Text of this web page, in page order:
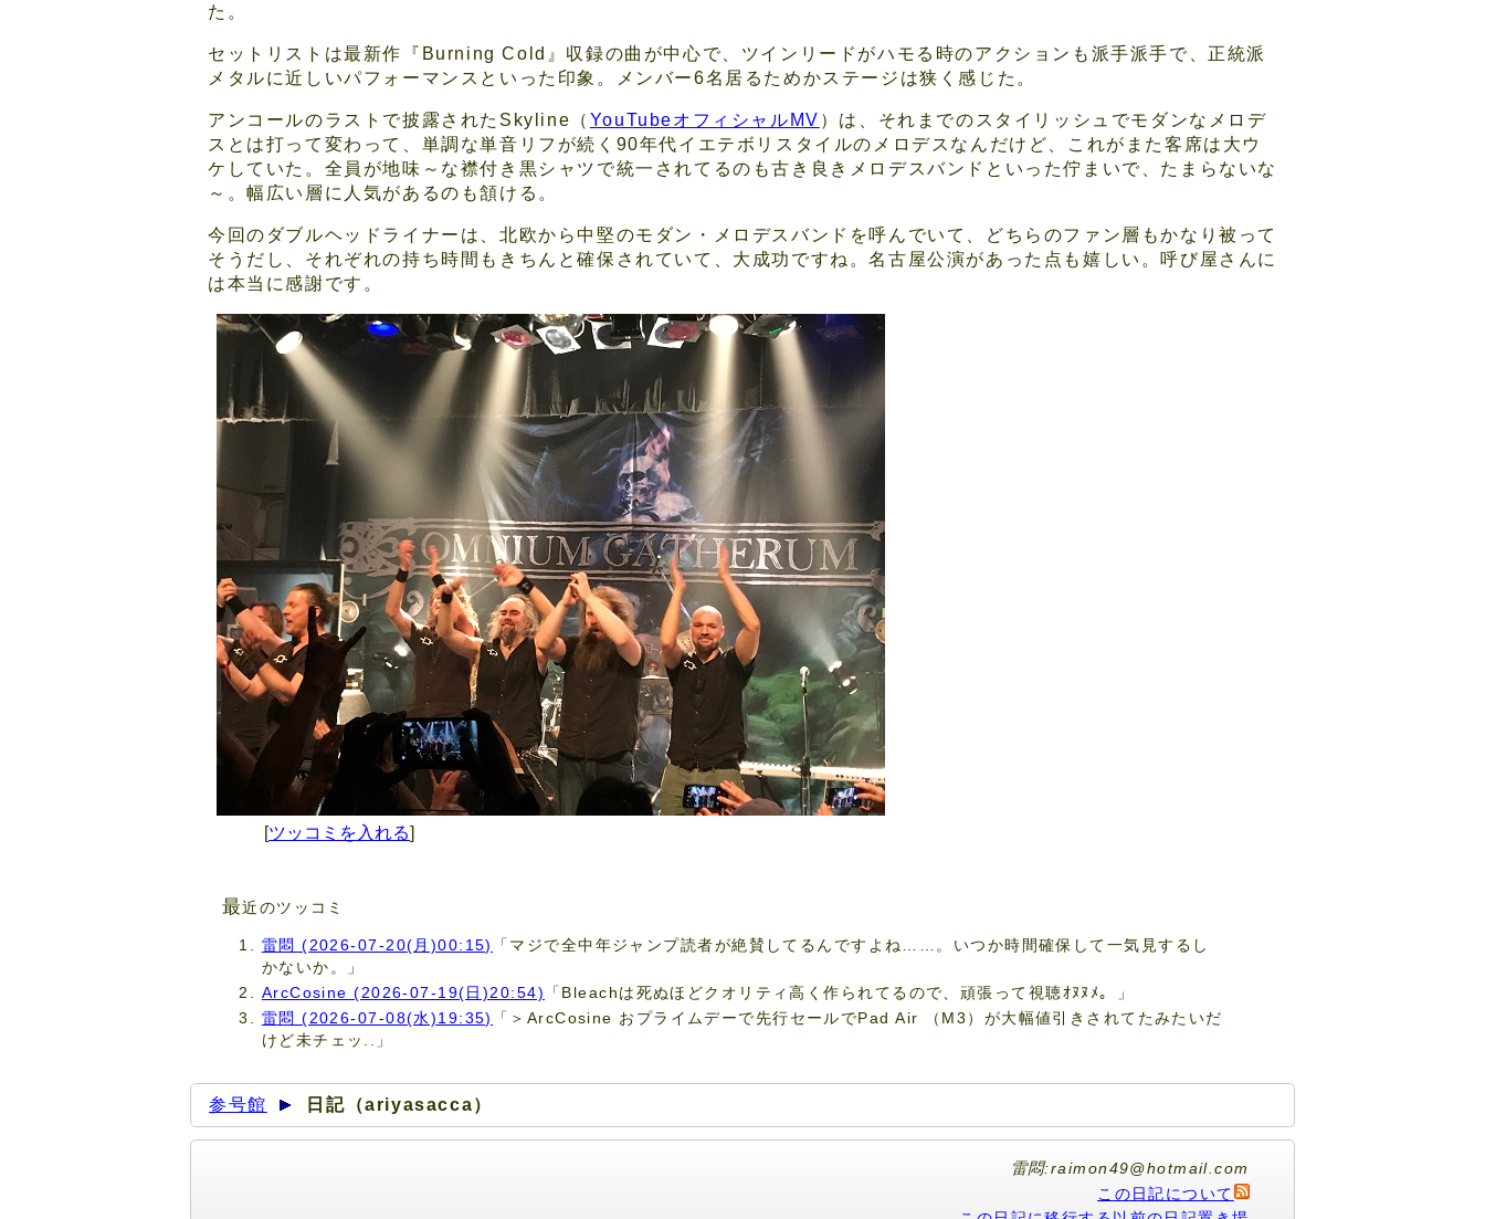
た。
セットリストは最新作『Burning Cold』収録の曲が中心で、ツインリードがハモる時のアクションも派手派手で、正統派
メタルに近しいパフォーマンスといった印象。メンバー6名居るためかステージは狭く感じた。
アンコールのラストで披露されたSkyline（ YouTubeオフィシャルMV ）は、それまでのスタイリッシュでモダンなメロデ
スとは打って変わって、単調な単音リフが続く90年代イエテボリスタイルのメロデスなんだけど、これがまた客席は大ウ
ケしていた。全員が地味～な襟付き黒シャツで統一されてるのも古き良きメロデスバンドといった佇まいで、たまらないな
～。幅広い層に人気があるのも頷ける。
今回のダブルヘッドライナーは、北欧から中堅のモダン・メロデスバンドを呼んでいて、どちらのファン層もかなり被って
そうだし、それぞれの持ち時間もきちんと確保されていて、大成功ですね。名古屋公演があった点も嬉しい。呼び屋さんに
は本当に感謝です。
[ツッコミを入れる]
最近のツッコミ
雷悶 (2026-07-20(月)00:15)
「マジで全中年ジャンプ読者が絶賛してるんですよね……。いつか時間確保して一気見するし
かないか。」
ArcCosine (2026-07-19(日)20:54)
「Bleachは死ぬほどクオリティ高く作られてるので、頑張って視聴ｵﾇﾇﾒ。」
雷悶 (2026-07-08(水)19:35)
「＞ArcCosine おプライムデーで先行セールでPad Air （M3）が大幅値引きされてたみたいだ
けど未チェッ..」
参号館 日記（ariyasacca）
雷悶:raimon49@hotmail.com
この日記について